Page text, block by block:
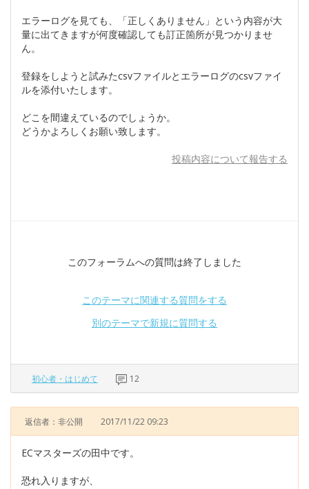
エラーログを見ても、「正しくありません」という内容が大
量に出てきますが何度確認しても訂正箇所が見つかりませ
ん。
登録をしようと試みたcsvファイルとエラーログのcsvファイ
ルを添付いたします。
どこを間違えているのでしょうか。
どうかよろしくお願い致します。
投稿内容について報告する
このフォーラムへの質問は終了しました
このテーマに関連する質問をする
別のテーマで新規に質問する
初心者・はじめて 12
返信者：非公開 2017/11/22 09:23
ECマスターズの田中です。
恐れ入りますが、